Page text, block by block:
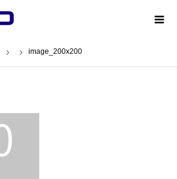
image_200x200